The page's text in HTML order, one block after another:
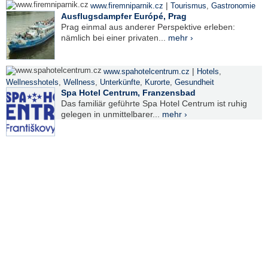
www.firemniparnik.cz | Tourismus, Gastronomie
Ausflugsdampfer Európé, Prag
Prag einmal aus anderer Perspektive erleben:
nämlich bei einer privaten... mehr ›
www.spahotelcentrum.cz | Hotels,
Wellnesshotels, Wellness, Unterkünfte, Kurorte, Gesundheit
Spa Hotel Centrum, Franzensbad
Das familiär geführte Spa Hotel Centrum ist ruhig
gelegen in unmittelbarer... mehr ›